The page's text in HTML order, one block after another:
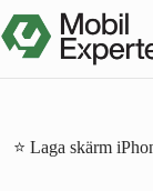
till
innehåll
⭐ Laga skärm